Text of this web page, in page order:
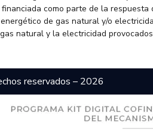
como parte de la respuesta
de gas natural y/o
natural y la electricidad
reservados – 2026